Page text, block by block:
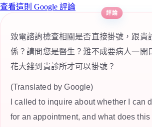
查看這則 Google 評論
致電諮詢檢查相關是否直接掛號，跟貴
係？請問您是醫生？難不成要病人一開
花大錢到貴診所才可以掛號？
(Translated by Google)
I called to inquire about whether I can
for an appointment, and what does